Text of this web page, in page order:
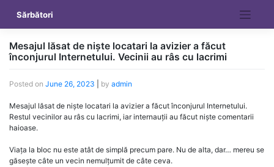
content
Sărbători
Mesajul lăsat de niște locatari la avizier a făcut
înconjurul Internetului. Vecinii au râs cu lacrimi
Posted on June 26, 2023 by admin
Mesajul lăsat de niște locatari la avizier a făcut înconjurul Internetului.
Restul vecinilor au râs cu lacrimi, iar internauții au făcut niște comentarii
haioase.
Viața la bloc nu este atât de simplă precum pare. Nu de alta, dar… mereu se
găsește câte un vecin nemulțumit de câte ceva.